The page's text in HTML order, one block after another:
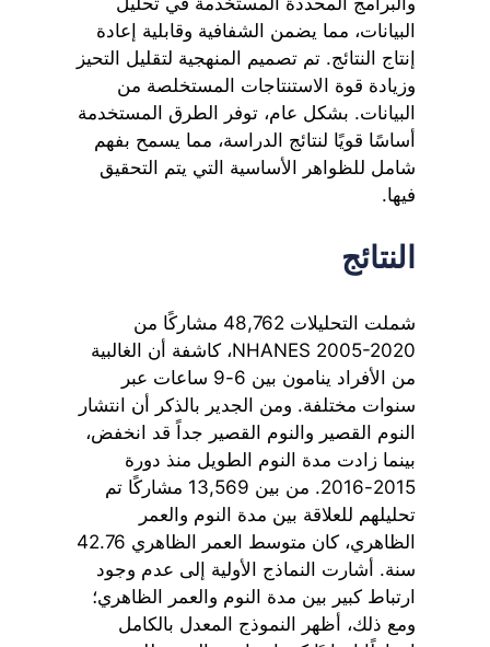
البيانات، مما يضمن الشفافية وقابلية إعادة
إنتاج النتائج. تم تصميم المنهجية لتقليل التحيز
وزيادة قوة الاستنتاجات المستخلصة من
البيانات. بشكل عام، توفر الطرق المستخدمة
أساسًا قويًا لنتائج الدراسة، مما يسمح بفهم
شامل للظواهر الأساسية التي يتم التحقيق
فيها.
النتائج
شملت التحليلات 48,762 مشاركًا من
NHANES 2005-2020، كاشفة أن الغالبية
من الأفراد ينامون بين 6-9 ساعات عبر
سنوات مختلفة. ومن الجدير بالذكر أن انتشار
النوم القصير والنوم القصير جداً قد انخفض،
بينما زادت مدة النوم الطويل منذ دورة
2015-2016. من بين 13,569 مشاركًا تم
تحليلهم للعلاقة بين مدة النوم والعمر
الظاهري، كان متوسط العمر الظاهري 42.76
سنة. أشارت النماذج الأولية إلى عدم وجود
ارتباط كبير بين مدة النوم والعمر الظاهري؛
ومع ذلك، أظهر النموذج المعدل بالكامل